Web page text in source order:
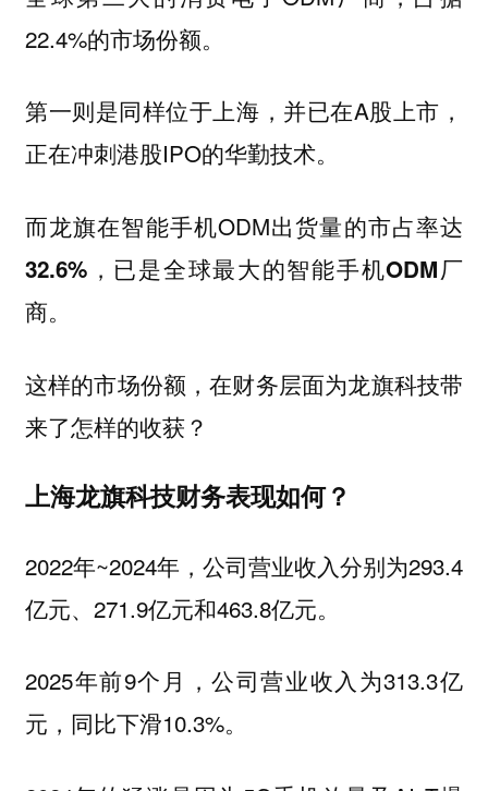
22.4%的市场份额。
第一则是同样位于上海，并已在A股上市，
正在冲刺港股IPO的华勤技术。
而龙旗在智能手机ODM出货量的市占率达
32.6%，已是全球最大的智能手机ODM厂
商。
这样的市场份额，在财务层面为龙旗科技带
来了怎样的收获？
上海龙旗科技财务表现如何？
2022年~2024年，公司营业收入分别为293.4
亿元、271.9亿元和463.8亿元。
2025年前9个月，公司营业收入为313.3亿
元，同比下滑10.3%。